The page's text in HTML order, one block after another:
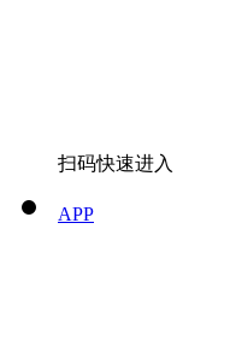
扫码快速进入
APP